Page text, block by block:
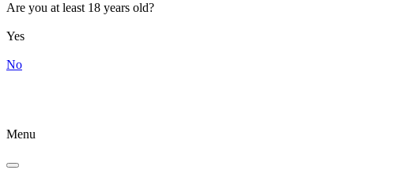
Are you at least 18 years old?
Yes
No
Menu